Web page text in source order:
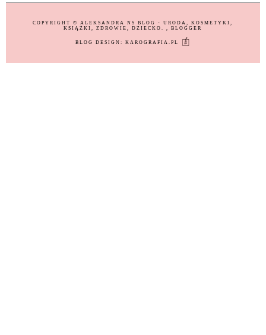
COPYRIGHT ©ALEKSANDRA NS BLOG - URODA, KOSMETYKI,
KSIĄŻKI, ZDROWIE, DZIECKO., BLOGGER
BLOG DESIGN:KAROGRAFIA.PL